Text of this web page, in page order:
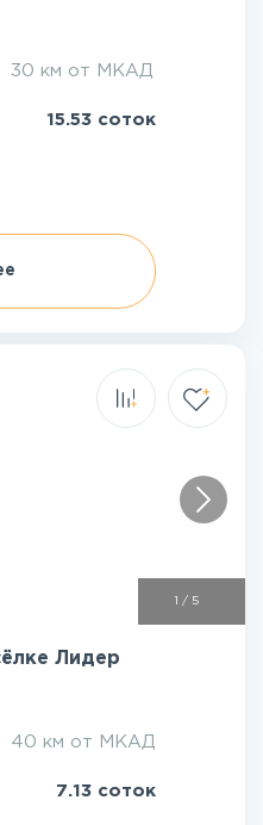
30 км от МКАД
15.53 соток
/ 5
Лидер
40 км от МКАД
7.13 соток